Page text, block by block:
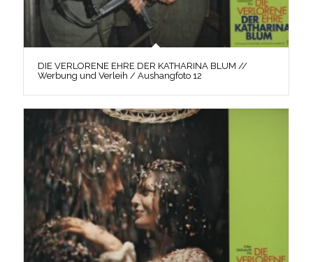
DIE VERLORENE EHRE DER KATHARINA BLUM //
Werbung und Verleih / Aushangfoto 12